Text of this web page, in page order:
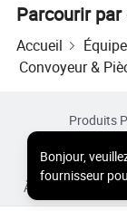
Standard
OUI
Parcourir
Accueil
Convoyeur &
Bonjour,
fournisseur
Produits
À Propos de